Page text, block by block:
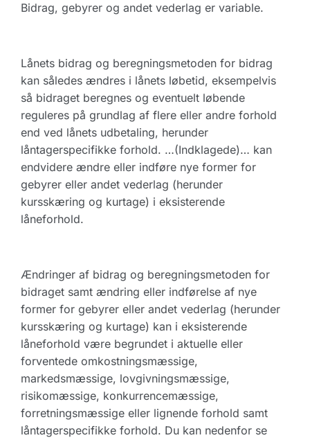
Bidrag, gebyrer og andet vederlag er variable.
Lånets bidrag og beregningsmetoden for bidrag
kan således ændres i lånets løbetid, eksempelvis
så bidraget beregnes og eventuelt løbende
reguleres på grundlag af flere eller andre forhold
end ved lånets udbetaling, herunder
låntagerspecifikke forhold. …(Indklagede)… kan
endvidere ændre eller indføre nye former for
gebyrer eller andet vederlag (herunder
kursskæring og kurtage) i eksisterende
låneforhold.
Ændringer af bidrag og beregningsmetoden for
bidraget samt ændring eller indførelse af nye
former for gebyrer eller andet vederlag (herunder
kursskæring og kurtage) kan i eksisterende
låneforhold være begrundet i aktuelle eller
forventede omkostningsmæssige,
markedsmæssige, lovgivningsmæssige,
risikomæssige, konkurrencemæssige,
forretningsmæssige eller lignende forhold samt
låntagerspecifikke forhold. Du kan nedenfor se